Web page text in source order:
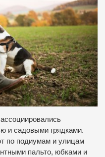
и садовыми грядками.
по подиумам и улицам
пальто, юбками и